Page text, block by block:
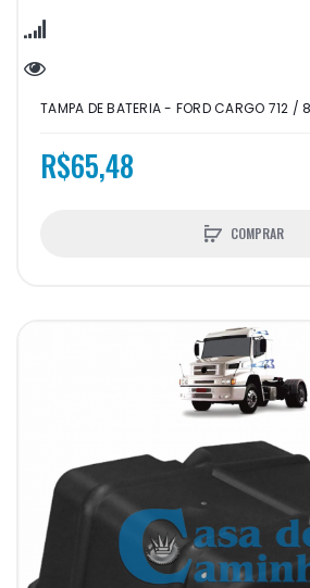
TAMPA DE BATERIA - FORD CARGO 712 /
R$65,48
COMPRAR